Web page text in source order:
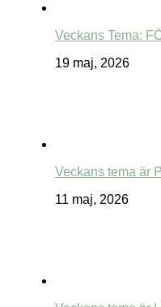
Veckans Tema:
19 maj, 2026
Veckans tema är
11 maj, 2026